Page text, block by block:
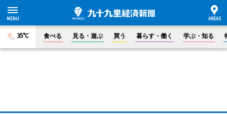
35°C 食べる 見る・遊ぶ 買う 暮らす・働く 学ぶ・知る